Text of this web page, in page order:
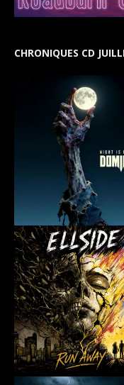
CHRONIQUES CD